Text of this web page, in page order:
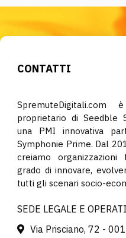
CONTATTI
SpremuteDigitali.com
proprietario di Seedble
una PMI innovativa
Symphonie Prime. Dal
creiamo
grado di innovare,
tutti gli scenari socio-
SEDE LEGALE E
Via Prisciano, 72 -